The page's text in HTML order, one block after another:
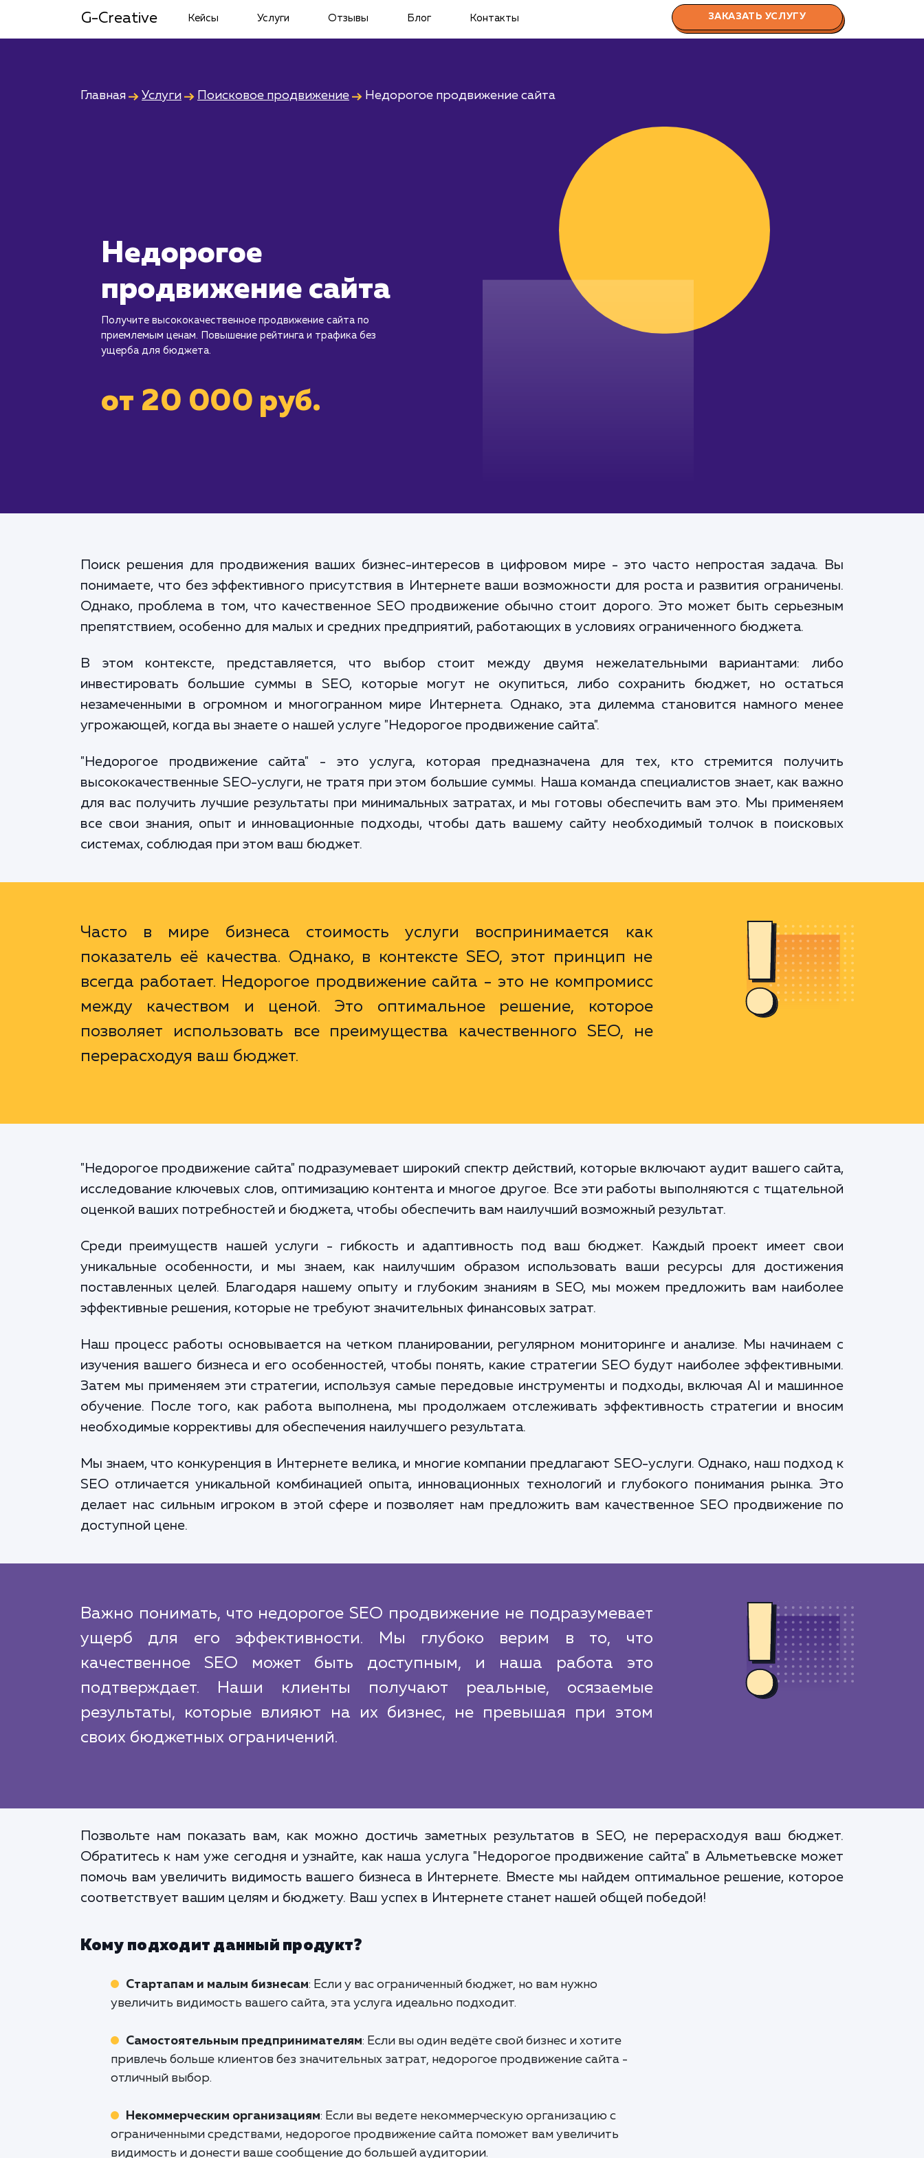
G-Creative Кейсы Услуги Отзывы Блог Контакты ЗАКАЗАТЬ УСЛУГУ
Главная Услуги Поисковое продвижение Недорогое продвижение сайта
Недорогое
продвижение сайта
Получите высококачественное продвижение сайта по
приемлемым ценам. Повышение рейтинга и трафика без
ущерба для бюджета.
от 20 000 руб.
Поиск решения для продвижения ваших бизнес-интересов в цифровом мире - это часто непростая задача. Вы
понимаете, что без эффективного присутствия в Интернете ваши возможности для роста и развития ограничены.
Однако, проблема в том, что качественное SEO продвижение обычно стоит дорого. Это может быть серьезным
препятствием, особенно для малых и средних предприятий, работающих в условиях ограниченного бюджета.
В этом контексте, представляется, что выбор стоит между двумя нежелательными вариантами: либо
инвестировать большие суммы в SEO, которые могут не окупиться, либо сохранить бюджет, но остаться
незамеченными в огромном и многогранном мире Интернета. Однако, эта дилемма становится намного менее
угрожающей, когда вы знаете о нашей услуге "Недорогое продвижение сайта".
"Недорогое продвижение сайта" - это услуга, которая предназначена для тех, кто стремится получить
высококачественные SEO-услуги, не тратя при этом большие суммы. Наша команда специалистов знает, как важно
для вас получить лучшие результаты при минимальных затратах, и мы готовы обеспечить вам это. Мы применяем
все свои знания, опыт и инновационные подходы, чтобы дать вашему сайту необходимый толчок в поисковых
системах, соблюдая при этом ваш бюджет.
Часто в мире бизнеса стоимость услуги воспринимается как
показатель её качества. Однако, в контексте SEO, этот принцип не
всегда работает. Недорогое продвижение сайта - это не компромисс
между качеством и ценой. Это оптимальное решение, которое
позволяет использовать все преимущества качественного SEO, не
перерасходуя ваш бюджет.
"Недорогое продвижение сайта" подразумевает широкий спектр действий, которые включают аудит вашего сайта,
исследование ключевых слов, оптимизацию контента и многое другое. Все эти работы выполняются с тщательной
оценкой ваших потребностей и бюджета, чтобы обеспечить вам наилучший возможный результат.
Среди преимуществ нашей услуги - гибкость и адаптивность под ваш бюджет. Каждый проект имеет свои
уникальные особенности, и мы знаем, как наилучшим образом использовать ваши ресурсы для достижения
поставленных целей. Благодаря нашему опыту и глубоким знаниям в SEO, мы можем предложить вам наиболее
эффективные решения, которые не требуют значительных финансовых затрат.
Наш процесс работы основывается на четком планировании, регулярном мониторинге и анализе. Мы начинаем с
изучения вашего бизнеса и его особенностей, чтобы понять, какие стратегии SEO будут наиболее эффективными.
Затем мы применяем эти стратегии, используя самые передовые инструменты и подходы, включая AI и машинное
обучение. После того, как работа выполнена, мы продолжаем отслеживать эффективность стратегии и вносим
необходимые коррективы для обеспечения наилучшего результата.
Мы знаем, что конкуренция в Интернете велика, и многие компании предлагают SEO-услуги. Однако, наш подход к
SEO отличается уникальной комбинацией опыта, инновационных технологий и глубокого понимания рынка. Это
делает нас сильным игроком в этой сфере и позволяет нам предложить вам качественное SEO продвижение по
доступной цене.
Важно понимать, что недорогое SEO продвижение не подразумевает
ущерб для его эффективности. Мы глубоко верим в то, что
качественное SEO может быть доступным, и наша работа это
подтверждает. Наши клиенты получают реальные, осязаемые
результаты, которые влияют на их бизнес, не превышая при этом
своих бюджетных ограничений.
Позвольте нам показать вам, как можно достичь заметных результатов в SEO, не перерасходуя ваш бюджет.
Обратитесь к нам уже сегодня и узнайте, как наша услуга "Недорогое продвижение сайта" в Альметьевске может
помочь вам увеличить видимость вашего бизнеса в Интернете. Вместе мы найдем оптимальное решение, которое
соответствует вашим целям и бюджету. Ваш успех в Интернете станет нашей общей победой!
Кому подходит данный продукт?
Стартапам и малым бизнесам: Если у вас ограниченный бюджет, но вам нужно
увеличить видимость вашего сайта, эта услуга идеально подходит.
Самостоятельным предпринимателям: Если вы один ведёте свой бизнес и хотите
привлечь больше клиентов без значительных затрат, недорогое продвижение сайта -
отличный выбор.
Некоммерческим организациям: Если вы ведете некоммерческую организацию с
ограниченными средствами, недорогое продвижение сайта поможет вам увеличить
видимость и донести ваше сообщение до большей аудитории.